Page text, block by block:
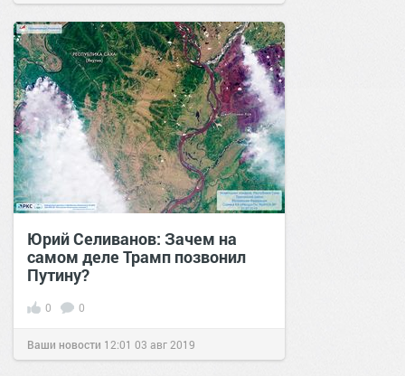
Юрий Селиванов: Зачем на
самом деле Трамп позвонил
Путину?
0 0
Ваши новости 12:01 03 авг 2019